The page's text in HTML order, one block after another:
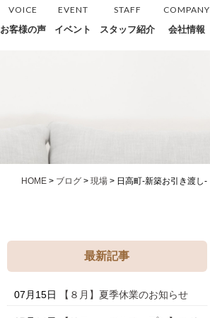
VOICE
お客様の声
EVENT
イベント
STAFF
スタッフ紹介
COMPANY
会社情報
HOME > ブログ > 現場 > 日高町-新築お引き渡し-
最新記事
07月15日 【８月】夏季休業のお知らせ